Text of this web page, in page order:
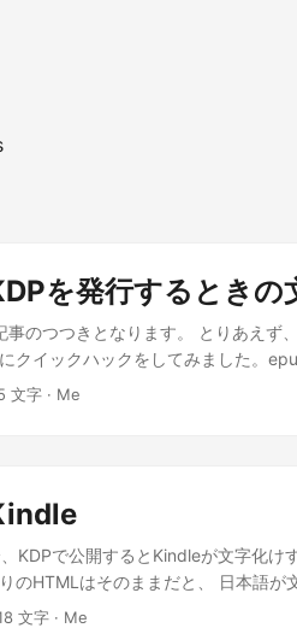
を発行するときの
事のつつきとなります。 とりあえず
クイックハックをしてみました。
トからlayout.htmlをコピーして、
文字 · Me
KDPで公開するとKindleが文字化け
のHTMLはそのままだと、 日本語が
。 対策 旧式のmetaタグのhttp-equiv
文字 · Me